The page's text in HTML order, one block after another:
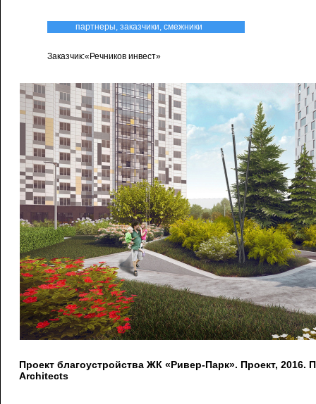
партнеры, заказчики, смежники
Заказчик:«Речников инвест»
Проект благоустройства ЖК «Ривер-Парк». Проект, 2016.
Architects